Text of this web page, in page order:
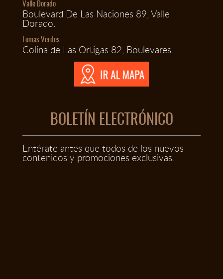
Valle Dorado
Boulevard De Las Naciones 89, Valle
Dorado.
Lomas Verdes
Colina de Las Ortigas 82, Boulevares.
BOLETÍN ELECTRÓNICO
Entérate antes que todos de los nuevos
contenidos y promociones exclusivas.